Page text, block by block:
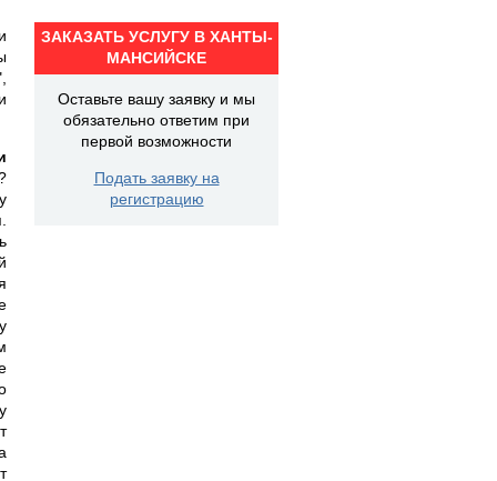
ЗАКАЗАТЬ УСЛУГУ В ХАНТЫ-
МАНСИЙСКЕ
Оставьте вашу заявку и мы
обязательно ответим при
первой возможности
Подать заявку на
регистрацию